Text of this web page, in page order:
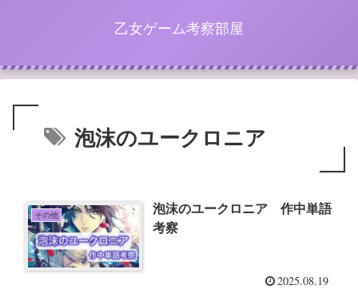
乙女ゲーム考察部屋
泡沫のユークロニア
その他
泡沫のユークロニア 作中単語
考察
2025.08.19